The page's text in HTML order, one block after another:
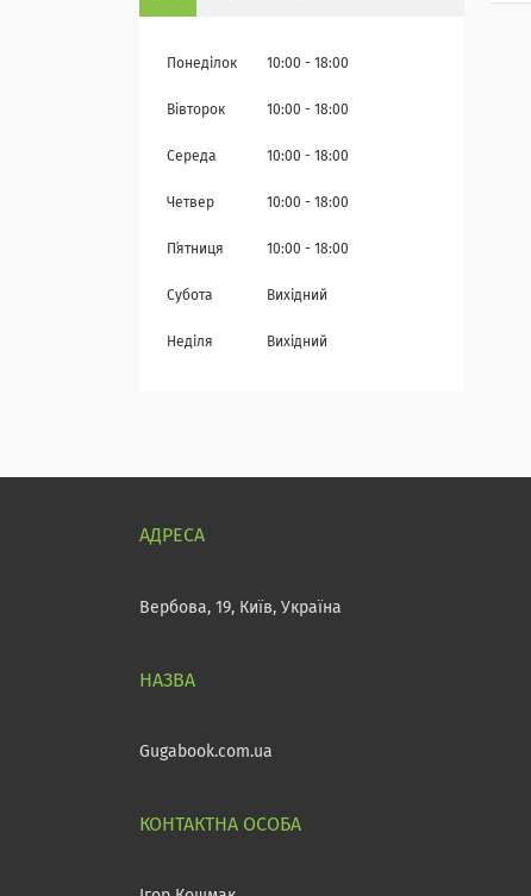
Понеділок 10:00 18:00
Вівторок 10:00 18:00
Середа 10:00 18:00
Четвер 10:00 18:00
Пʼятниця 10:00 18:00
Субота Вихідний
Неділя Вихідний
Вербова, 19, Київ, Україна
Gugabook.com.ua